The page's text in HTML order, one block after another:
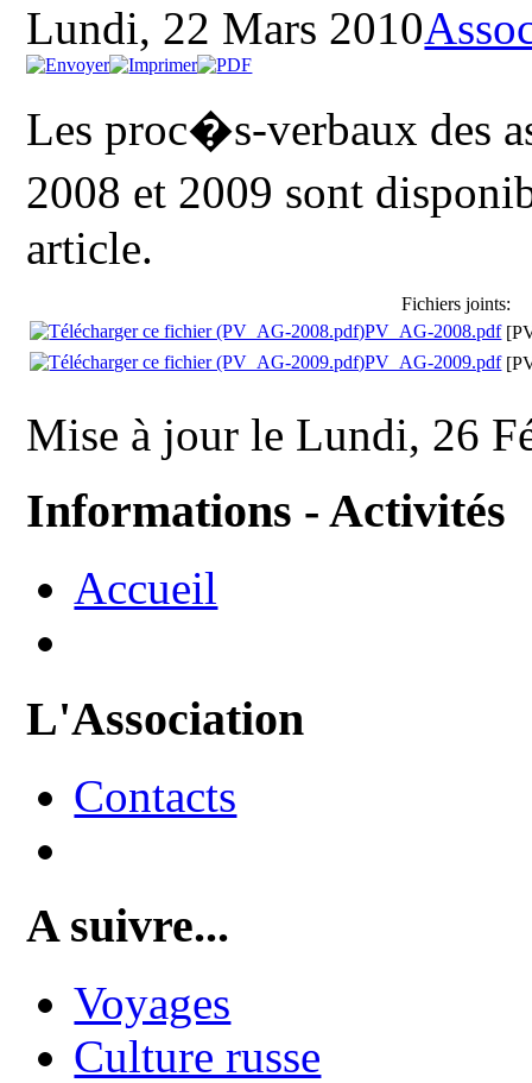
Lundi, 22 Mars 2010
Les proc�s-verbaux des
2008 et 2009 sont
article.
Fichiers joints:
PV_AG-2008.pdf
PV_AG-2009.pdf
Mise à jour le Lundi, 26
Informations - Activités
Accueil
L'Association
Contacts
A suivre...
Voyages
Culture russe